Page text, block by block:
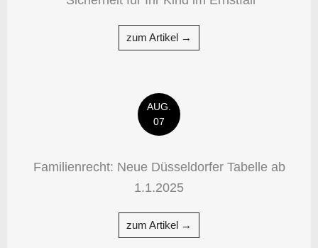
zum Artikel →
AUG.
07
Familienrecht: Neue Düsseldorfer Tabelle ab
1.1.2025
zum Artikel →